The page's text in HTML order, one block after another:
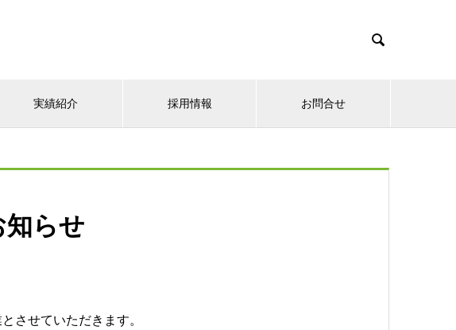

実績紹介 採用情報 お問合せ
らせ
させていただきます。